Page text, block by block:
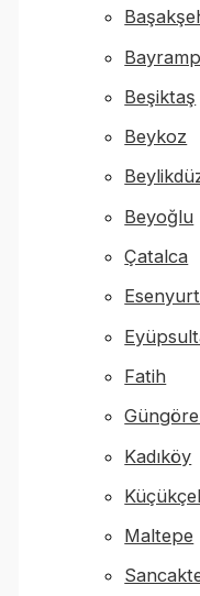
Beşiktaş
Beykoz
Beyoğlu
Çatalca
Esenyurt
Fatih
Kadıköy
Maltepe